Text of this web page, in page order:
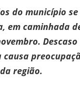
do município
em caminhada
causa
região.